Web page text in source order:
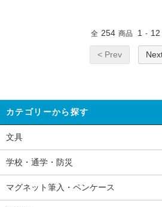
全 254 商品 1 - 12
< Prev
カテゴリーから探す
文具
学校・通学・防災
マグネット筆入・ペンケース